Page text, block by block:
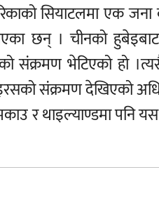
सियाटलमा एक जना
छन् । चीनको
भेटिएको हो
संक्रमण देखिएको
र थाइल्याण्डमा